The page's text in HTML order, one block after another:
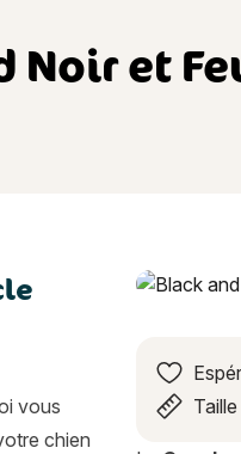
Noir et
Coonhound
Taille
vous
chien